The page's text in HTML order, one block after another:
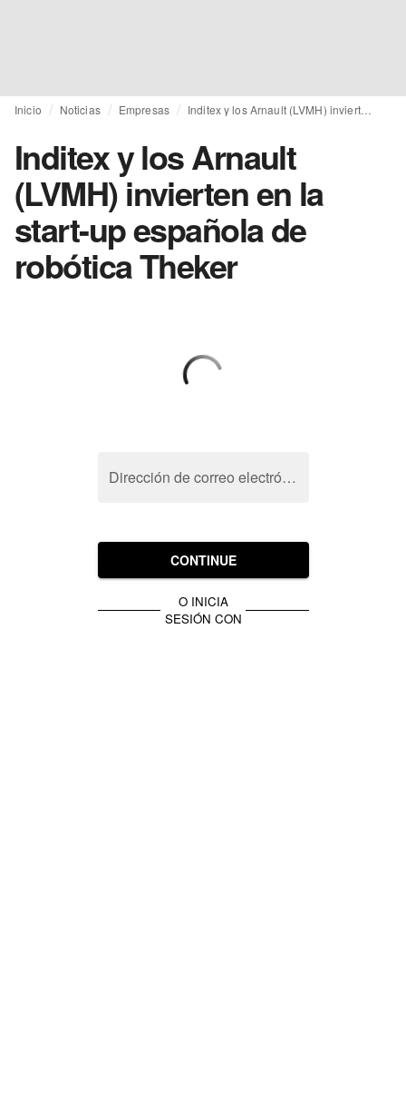
Inicio Noticias Empresas Inditex y los Arnault (LVMH) invierten en la start-up española de robótica Theker
Inditex y los Arnault
(LVMH) invierten en la
start-up española de
robótica Theker
Dirección de correo electrónico
CONTINUE
O INICIA
SESIÓN CON